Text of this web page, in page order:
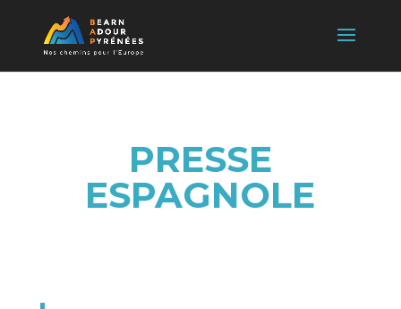
PRESSE
ESPAGNOLE